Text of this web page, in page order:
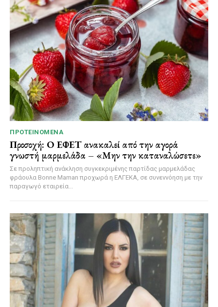
ΠΡΟΤΕΙΝΌΜΕΝΑ
Προσοχή: Ο ΕΦΕΤ ανακαλεί από την αγορά
γνωστή μαρμελάδα – «Μην την καταναλώσετε»
Σε προληπτική ανάκληση συγκεκριμένης παρτίδας μαρμελάδας
φράουλα Bonne Maman προχωρά η ΕΛΓΕΚΑ, σε συνεννόηση με την
παραγωγό εταιρεία...